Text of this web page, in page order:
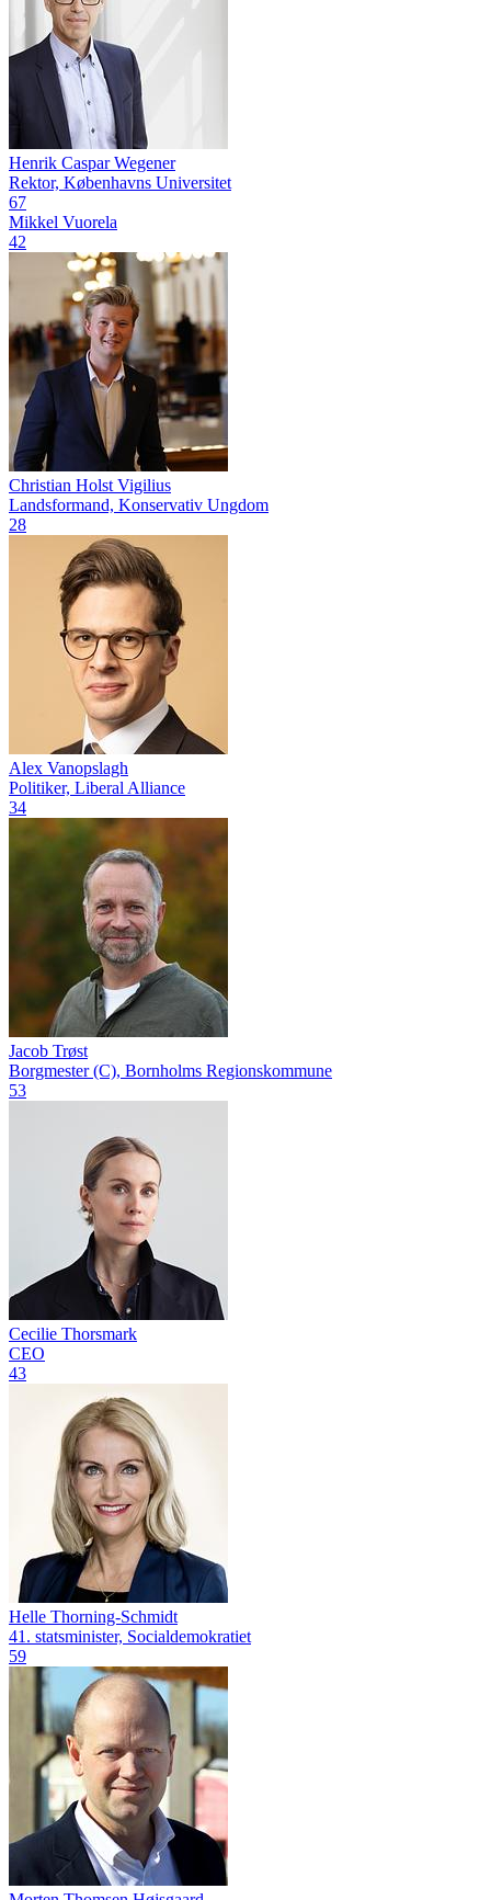
Henrik Caspar Wegener
Rektor, Københavns Universitet
67
Mikkel Vuorela
42
Christian Holst Vigilius
Landsformand, Konservativ Ungdom
28
Alex Vanopslagh
Politiker, Liberal Alliance
34
Jacob Trøst
Borgmester (C), Bornholms Regionskommune
53
Cecilie Thorsmark
CEO
43
Helle Thorning-Schmidt
41. statsminister, Socialdemokratiet
59